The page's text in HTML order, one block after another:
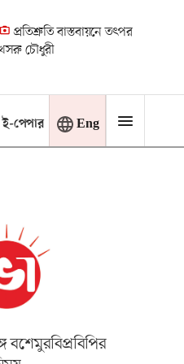
প্রতিশ্রুতি বাস্তবায়নে তৎপর
চৌধুরী
ই-পেপার Eng
বশেমুরবিপ্রবিপির